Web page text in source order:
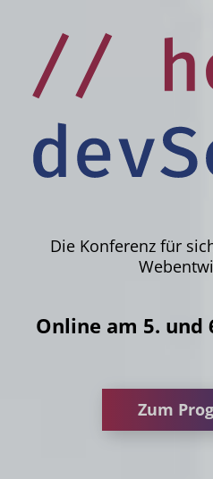
Die Konferenz für
Online am 5. und
Zum